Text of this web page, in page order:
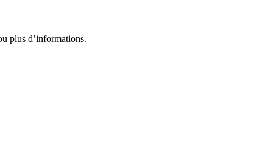
plus d’informations.